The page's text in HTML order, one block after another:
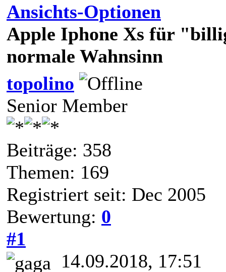
Ansichts-Optionen
Apple Iphone Xs für
normale Wahnsinn
topolino
Senior Member
Beiträge: 358
Themen: 169
Registriert seit: Dec 2005
Bewertung: 0
#1
14.09.2018, 17:51